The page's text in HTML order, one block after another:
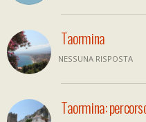
Taormina
NESSUNA RISPOSTA
Taormina: